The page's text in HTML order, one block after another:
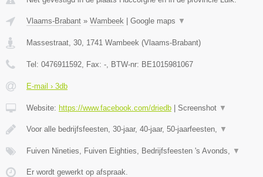
Vlaams-Brabant » Wambeek Google maps ▼
Massestraat, 30 1741 Wambeek (Vlaams-Brabant)
Tel: 0476911592 , Fax: - , BTW-nr: BE1015981067
E-mail › 3db
Website: https://www.facebook.com/driedb Screenshot ▼
Voor alle bedrijfsfeesten, 30-jaar, 40-jaar, 50-jaarfeesten, ▼
Fuiven Nineties, Fuiven Eighties, Bedrijfsfeesten 's Avonds, ▼
Er wordt gewerkt op afspraak.